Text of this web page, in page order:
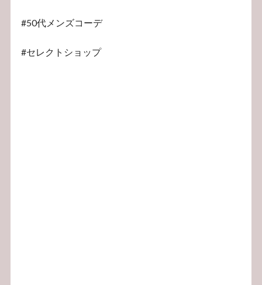
#50代メンズコーデ
#セレクトショップ